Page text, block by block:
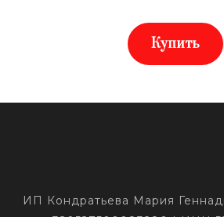
Купить
ИП Кондратьева Мария